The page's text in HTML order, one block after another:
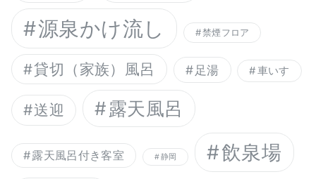
源泉かけ流し
禁煙フロア
貸切（家族）風呂 足湯 車いす
送迎 露天風呂
露天風呂付き客室 静岡
飲泉場